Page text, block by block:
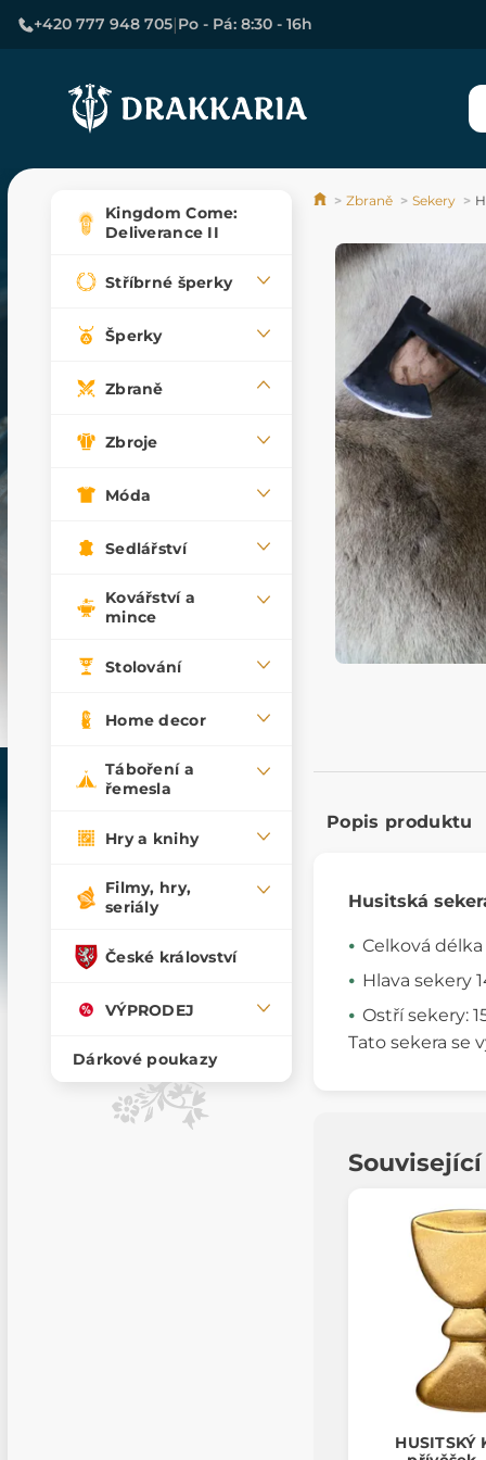
+420 777 948 705|Po - Pá: 8:30 - 16h
Kingdom Come:
Deliverance II
Stříbrné šperky
Šperky
Zbraně
Zbroje
Móda
Sedlářství
Kovářství a
mince
Stolování
Home decor
Táboření a
řemesla
Hry a knihy
Filmy, hry,
seriály
České království
VÝPRODEJ
Dárkové poukazy
Zbraně Sekery
Popis produktu
Husitská
Celková
Hlava sekery
Ostří sekery:
Tato sekera se
HUSITSKÝ